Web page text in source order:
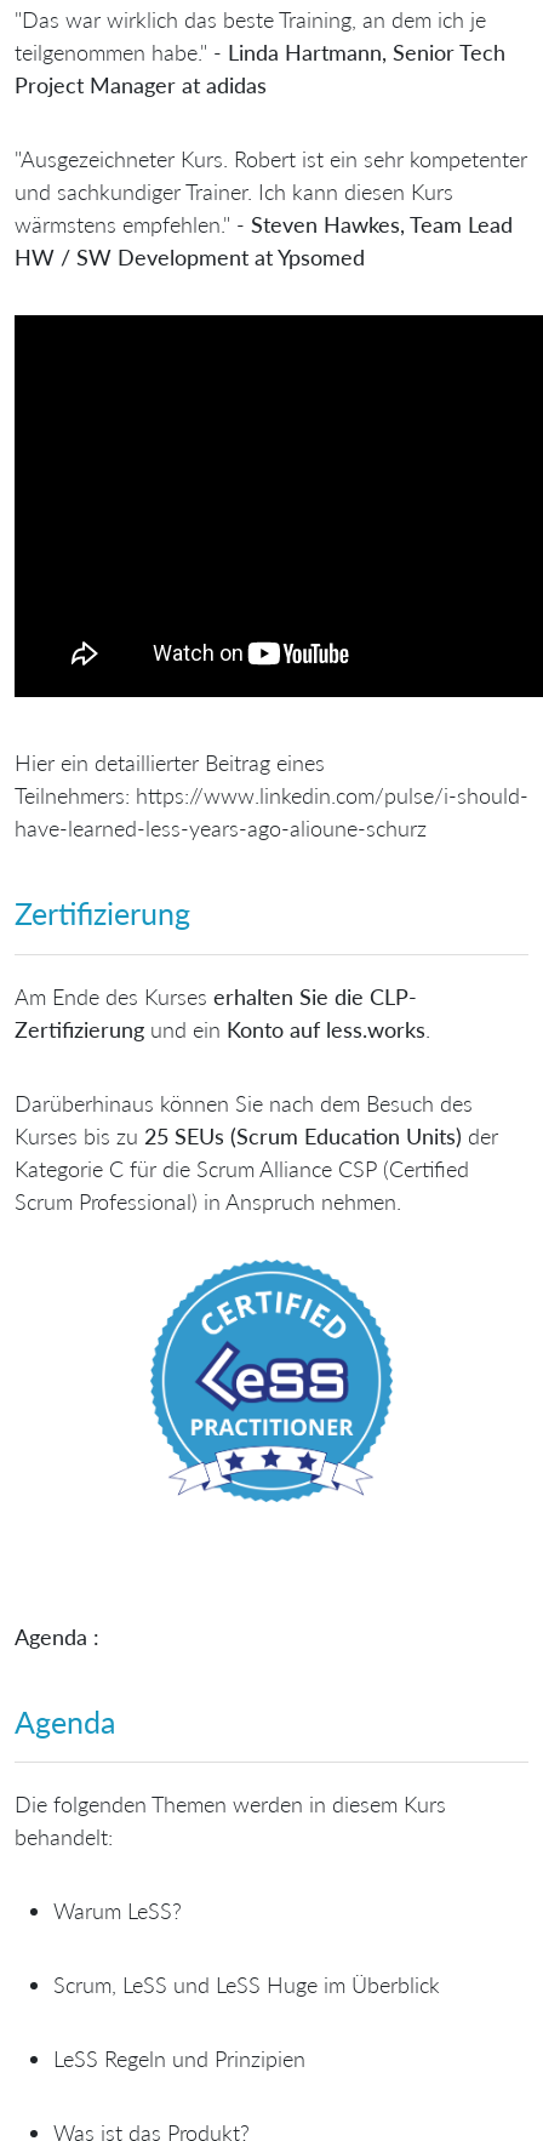
"Das war wirklich das beste Training, an dem ich je
teilgenommen habe." - Linda Hartmann, Senior Tech
Project Manager at adidas
"Ausgezeichneter Kurs. Robert ist ein sehr kompetenter
und sachkundiger Trainer. Ich kann diesen Kurs
wärmstens empfehlen." - Steven Hawkes, Team Lead
HW / SW Development at Ypsomed
Hier ein detaillierter Beitrag eines
Teilnehmers: https://www.linkedin.com/pulse/i-should-
have-learned-less-years-ago-alioune-schurz
Zertifizierung
Am Ende des Kurses erhalten Sie die CLP-
Zertifizierung und ein Konto auf less.works
Darüberhinaus können Sie nach dem Besuch des
Kurses bis zu 25 SEUs (Scrum Education Units) der
Kategorie C für die Scrum Alliance CSP (Certified
Scrum Professional) in Anspruch nehmen.
Agenda :
Agenda
Die folgenden Themen werden in diesem Kurs
behandelt:
Warum LeSS?
Scrum, LeSS und LeSS Huge im Überblick
LeSS Regeln und Prinzipien
Was ist das Produkt?